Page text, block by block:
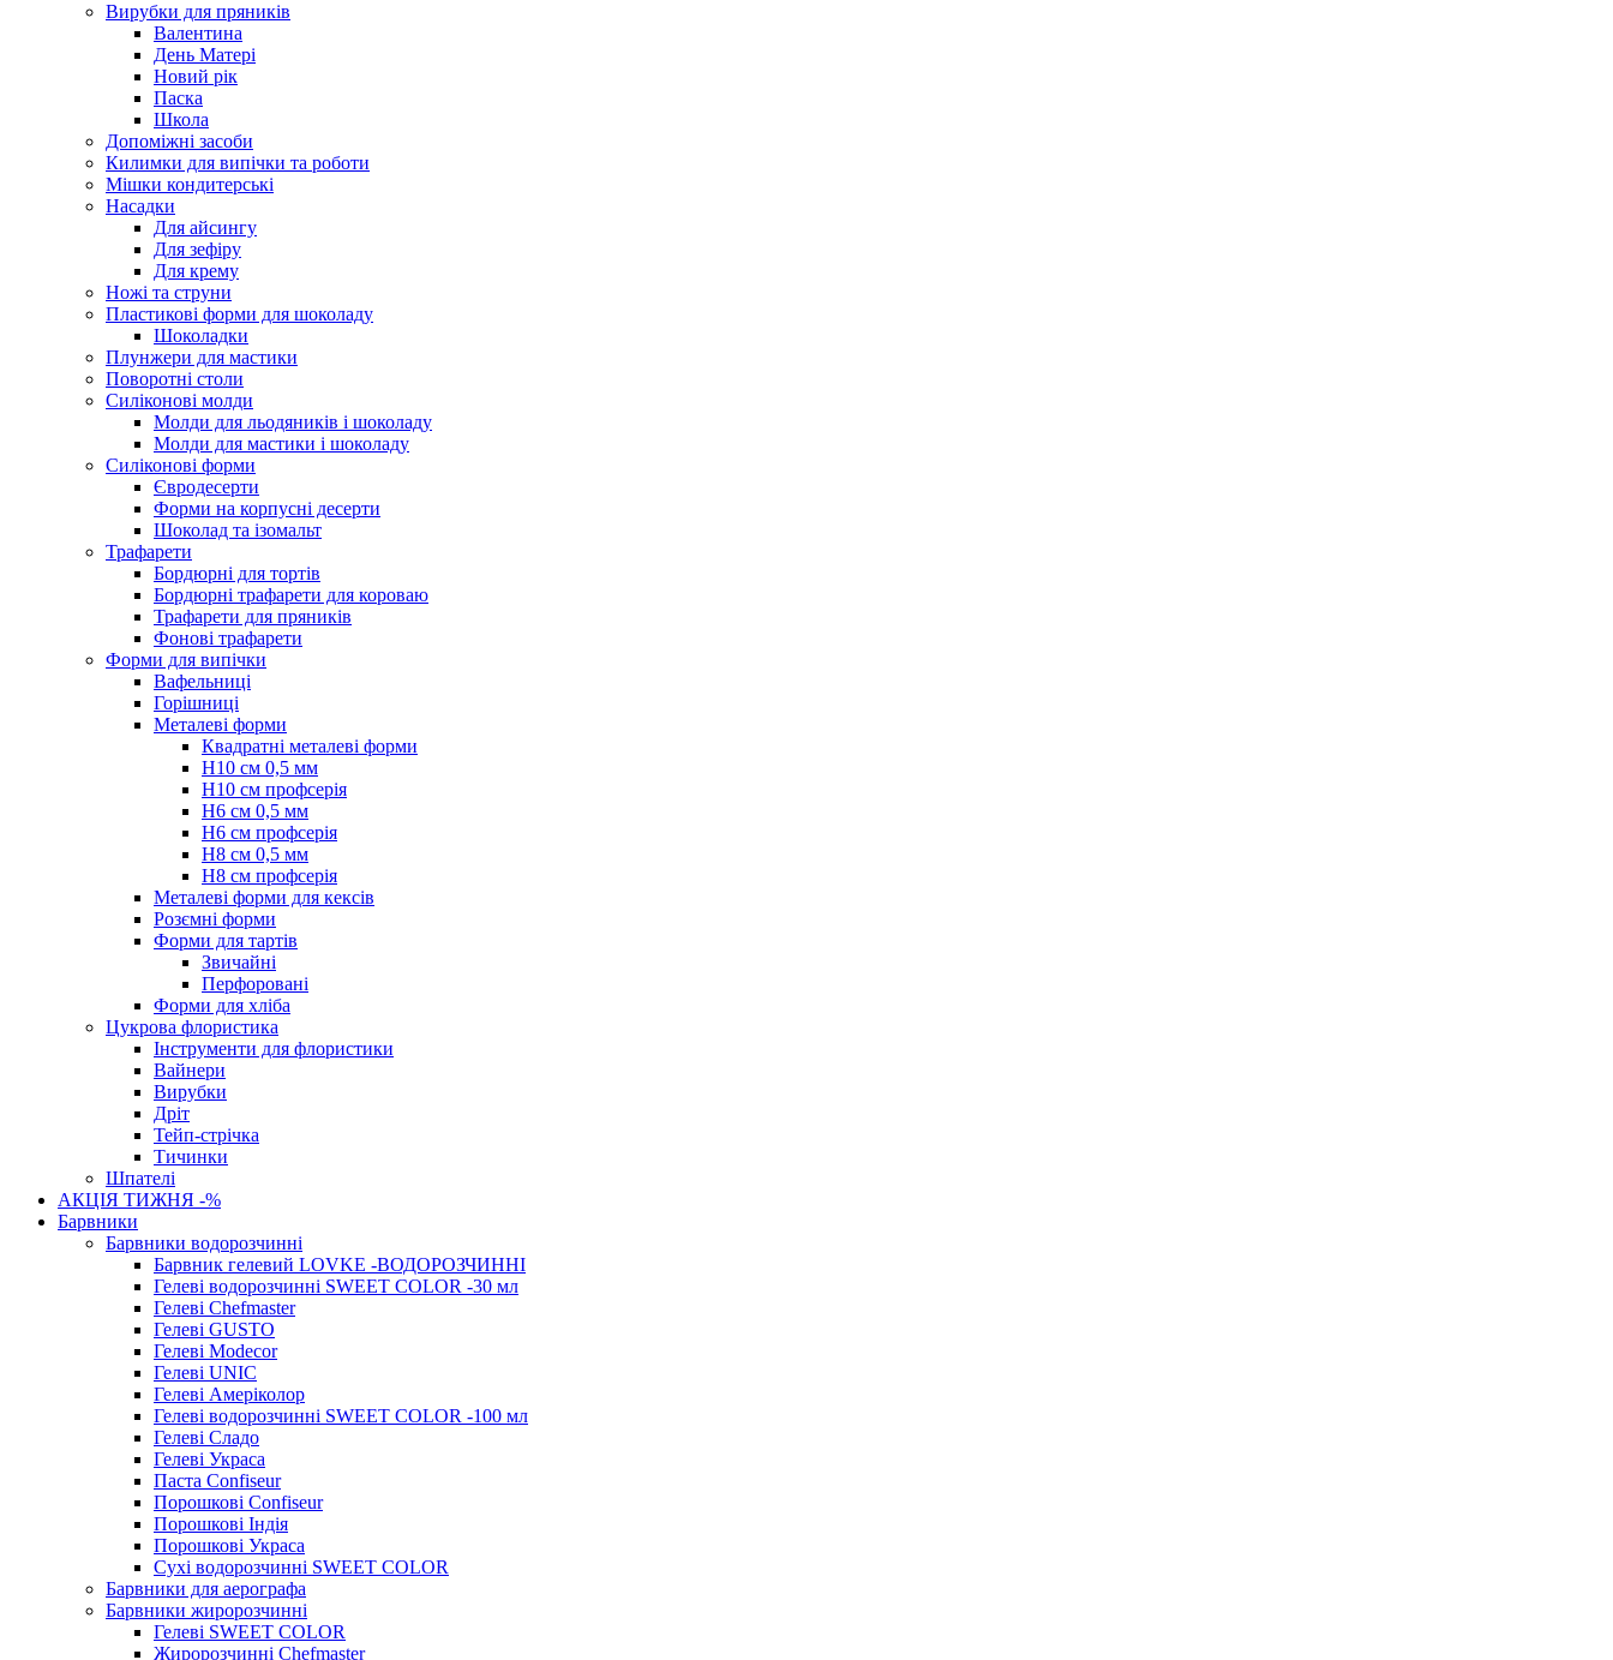
Вирубки для пряників
Валентина
День Матері
Новий рік
Паска
Школа
Допоміжні засоби
Килимки для випічки та роботи
Мішки кондитерські
Насадки
Для айсингу
Для зефіру
Для крему
Ножі та струни
Пластикові форми для шоколаду
Шоколадки
Плунжери для мастики
Поворотні столи
Силіконові молди
Молди для льодяників і шоколаду
Молди для мастики і шоколаду
Силіконові форми
Євродесерти
Форми на корпусні десерти
Шоколад та ізомальт
Трафарети
Бордюрні для тортів
Бордюрні трафарети для короваю
Трафарети для пряників
Фонові трафарети
Форми для випічки
Вафельниці
Горішниці
Металеві форми
Квадратні металеві форми
Н10 см 0,5 мм
Н10 см профсерія
Н6 см 0,5 мм
Н6 см профсерія
Н8 см 0,5 мм
Н8 см профсерія
Металеві форми для кексів
Розємні форми
Форми для тартів
Звичайні
Перфоровані
Форми для хліба
Цукрова флористика
Інструменти для флористики
Вайнери
Вирубки
Дріт
Тейп-стрічка
Тичинки
Шпателі
АКЦІЯ ТИЖНЯ -%
Барвники
Барвники водорозчинні
Барвник гелевий LOVKE -ВОДОРОЗЧИННІ
Гелеві водорозчинні SWEET COLOR -30 мл
Гелеві Chefmaster
Гелеві GUSTO
Гелеві Modecor
Гелеві UNIC
Гелеві Амеріколор
Гелеві водорозчинні SWEET COLOR -100 мл
Гелеві Сладо
Гелеві Украса
Паста Confiseur
Порошкові Confiseur
Порошкові Індія
Порошкові Украса
Сухі водорозчинні SWEET COLOR
Барвники для аерографа
Барвники жиророзчинні
Гелеві SWEET COLOR
Жиророзчинні Chefmaster